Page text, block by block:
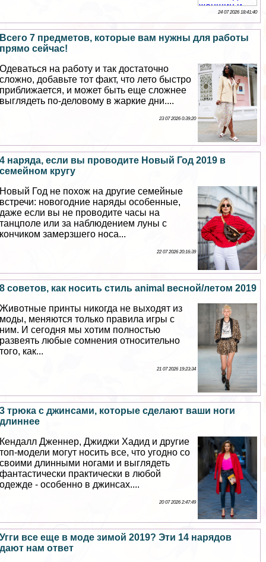
24 07 2026 18:41:40
Всего 7 предметов, которые вам нужны для работы
прямо сейчас!
Одеваться на работу и так достаточно
сложно, добавьте тот факт, что лето быстро
приближается, и может быть еще сложнее
выглядеть по-деловому в жаркие дни....
23 07 2026 0:39:20
4 наряда, если вы проводите Новый Год 2019 в
семейном кругу
Новый Год не похож на другие семейные
встречи: новогодние наряды особенные,
даже если вы не проводите часы на
танцполе или за наблюдением луны с
кончиком замерзшего носа...
22 07 2026 20:16:39
8 советов, как носить стиль animal весной/летом 2019
Животные принты никогда не выходят из
моды, меняются только правила игры с
ним. И сегодня мы хотим полностью
развеять любые сомнения относительно
того, как...
21 07 2026 19:23:34
3 трюка с джинсами, которые сделают ваши ноги
длиннее
Кендалл Дженнер, Джиджи Хадид и другие
топ-модели могут носить все, что угодно со
своими длинными ногами и выглядеть
фантастически пpaктически в любой
одежде - особенно в джинсах....
20 07 2026 2:47:49
Угги все еще в моде зимой 2019? Эти 14 нарядов
дают нам ответ